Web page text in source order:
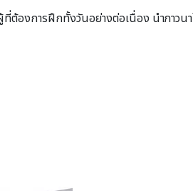
องการฝึกทั้งวันอย่างต่อเนื่อง นำภาวนา